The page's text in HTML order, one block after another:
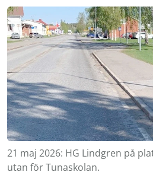
21 maj 2026: HG Lindgren på
utan för Tunaskolan.